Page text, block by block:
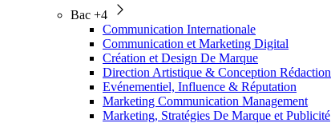
Bac +4
Communication Internationale
Communication et Marketing Digital
Création et Design De Marque
Direction Artistique & Conception Rédaction
Evénementiel, Influence & Réputation
Marketing Communication Management
Marketing, Stratégies De Marque et Publicité